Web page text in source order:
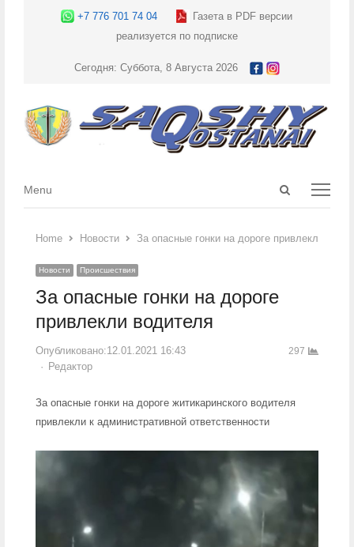
+7 776 701 74 04
Газета в PDF версии
реализуется по подписке
Сегодня: Суббота, 8 Августа 2026
Open
Menu
Menu
Home Новости За опасные гонки на дороге привлекли
Новости Происшествия
За опасные гонки на дороге
привлекли водителя
Опубликовано:12.01.2021 16:43
Author
Редактор
297
За опасные гонки на дороге житикаринского водителя
привлекли к административной ответственности